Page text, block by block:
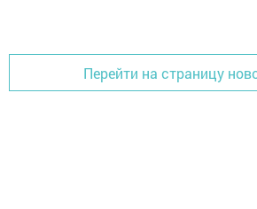
Перейти на страницу